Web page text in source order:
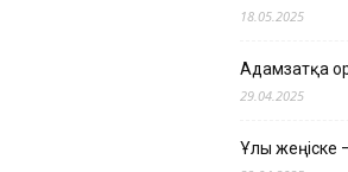
18.05.2025
Адамзатқа
29.04.2025
Ұлы жеңіске